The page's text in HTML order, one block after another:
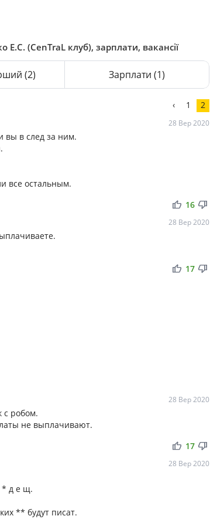
(CenTraL клуб), зарплати, вакансії
(2) Зарплати (1)
‹ 1 2
28 Вер 2020
вы в след за ним.
все остальным.
thumb_up thumb_down
16
28 Вер 2020
thumb_up thumb_down
17
28 Вер 2020
с робом.
не выплачивают.
thumb_up thumb_down
17
28 Вер 2020
* д е щ.
** будут писат.